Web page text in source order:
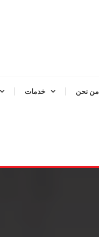
من نحن خدمات